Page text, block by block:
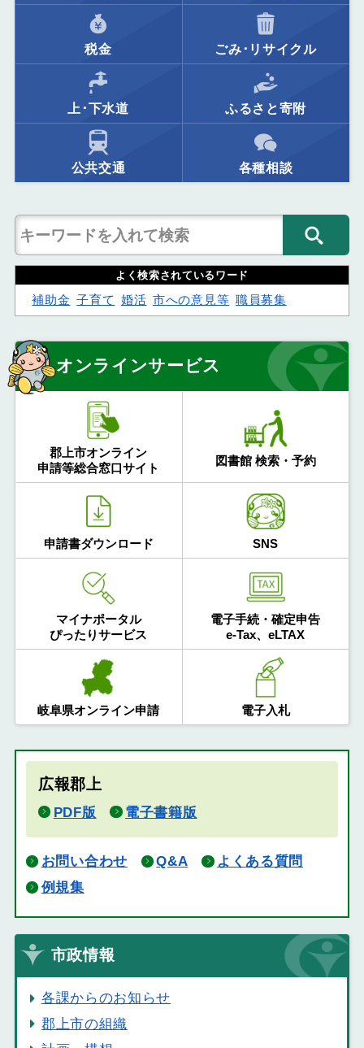
税金 ごみ･リサイクル
上･下水道 ふるさと寄附
公共交通 各種相談
よく検索されているワード
補助金 子育て 婚活 市への意見等 職員募集
オンラインサービス
郡上市オンライン
申請等総合窓口サイト
図書館 検索・予約
申請書ダウンロード SNS
マイナポータル
ぴったりサービス
電子手続・確定申告
e-Tax、eLTAX
岐阜県オンライン申請 電子入札
広報郡上
PDF版 電子書籍版
お問い合わせ Q&A
よくある質問
例規集
市政情報
各課からのお知らせ
郡上市の組織